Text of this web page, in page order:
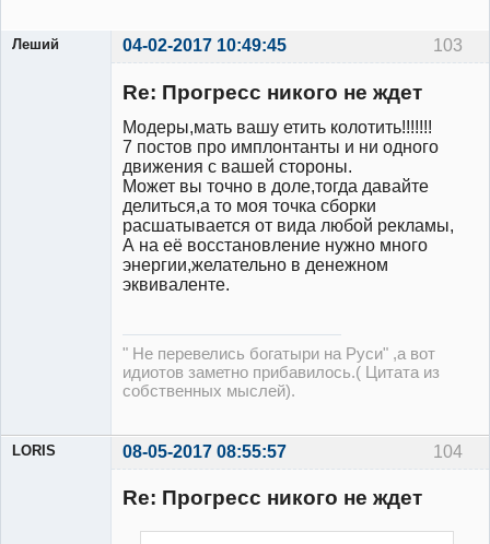
103
Леший 04-02-2017 10:49:45
Re: Прогресс никого не ждет
Модеры,мать вашу етить колотить!!!!!!!
7 постов про имплонтанты и ни одного
движения с вашей стороны.
Может вы точно в доле,тогда давайте
делиться,а то моя точка сборки
расшатывается от вида любой рекламы,
А на её восстановление нужно много
энергии,желательно в денежном
эквиваленте.
" Не перевелись богатыри на Руси" ,а вот
идиотов заметно прибавилось.( Цитата из
собственных мыслей).
104
LORIS 08-05-2017 08:55:57
Re: Прогресс никого не ждет